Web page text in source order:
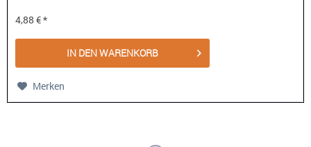
4,88 € *
IN DENWARENKORB
Merken